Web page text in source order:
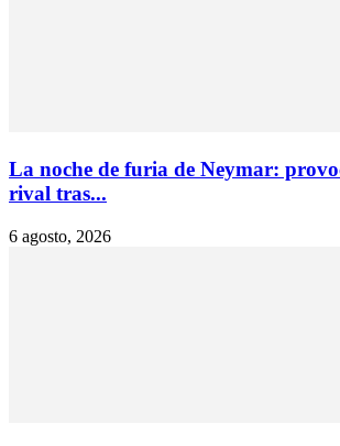
La noche de furia de Neymar:
rival tras...
6 agosto, 2026